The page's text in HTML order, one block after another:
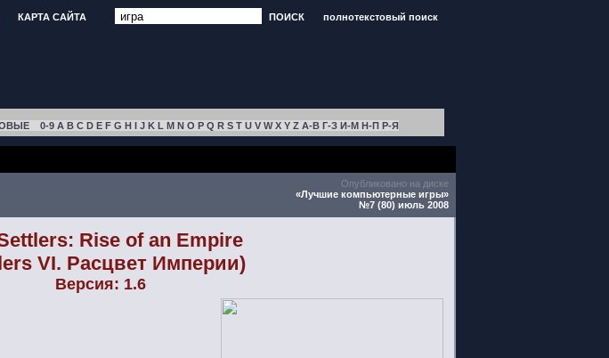
КАРТА САЙТА ПОИСК полнотекстовый поиск
0-9 A B C D E F G H I J K L M N O P Q R S T U V W X Y Z А-В Г-З И-М Н-П Р-Я
Опубликовано на диске
«Лучшие компьютерные игры»
№7 (80) июль 2008
Rise of an Empire
VI. Расцвет Империи)
Версия: 1.6